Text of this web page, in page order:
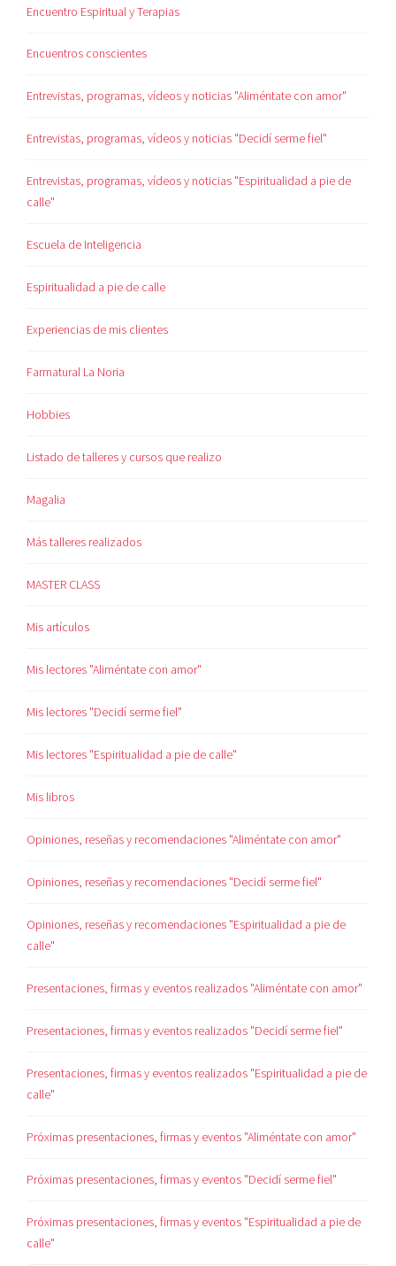
Encuentro Espiritual y Terapias
Encuentros conscientes
Entrevistas, programas, vídeos y noticias "Aliméntate con amor"
Entrevistas, programas, vídeos y noticias "Decidí serme fiel"
Entrevistas, programas, vídeos y noticias "Espiritualidad a pie de
calle"
Escuela de Inteligencia
Espiritualidad a pie de calle
Experiencias de mis clientes
Farmatural La Noria
Hobbies
Listado de talleres y cursos que realizo
Magalia
Más talleres realizados
MASTER CLASS
Mis artículos
Mis lectores "Aliméntate con amor"
Mis lectores "Decidí serme fiel"
Mis lectores "Espiritualidad a pie de calle"
Mis libros
Opiniones, reseñas y recomendaciones "Aliméntate con amor"
Opiniones, reseñas y recomendaciones "Decidí serme fiel"
Opiniones, reseñas y recomendaciones "Espiritualidad a pie de
calle"
Presentaciones, firmas y eventos realizados "Aliméntate con amor"
Presentaciones, firmas y eventos realizados "Decidí serme fiel"
Presentaciones, firmas y eventos realizados "Espiritualidad a pie de
calle"
Próximas presentaciones, firmas y eventos "Aliméntate con amor"
Próximas presentaciones, firmas y eventos "Decidí serme fiel"
Próximas presentaciones, firmas y eventos "Espiritualidad a pie de
calle"